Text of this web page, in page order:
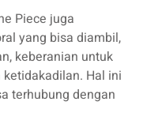
Piece juga
yang bisa diambil,
keberanian untuk
Hal ini
terhubung dengan